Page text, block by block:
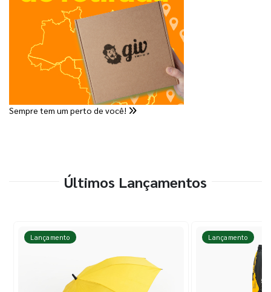
Sempre tem um perto de você!
Últimos Lançamentos
Lançamento Lançamento